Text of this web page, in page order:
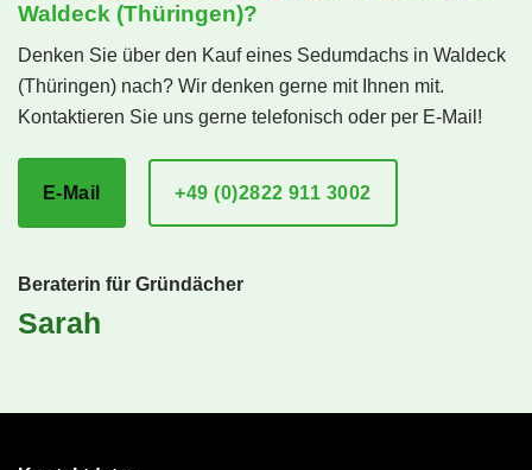
Waldeck (Thüringen)?
Denken Sie über den Kauf eines Sedumdachs in Waldeck
(Thüringen) nach? Wir denken gerne mit Ihnen mit.
Kontaktieren Sie uns gerne telefonisch oder per E-Mail!
E-Mail +49 (0)2822 911 3002
Beraterin für Gründächer
Sarah